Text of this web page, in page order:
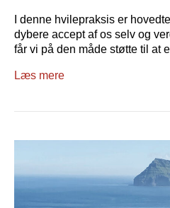
I denne hvilepraksis er
dybere accept af os selv og
får vi på den måde støtte til at
Læs mere